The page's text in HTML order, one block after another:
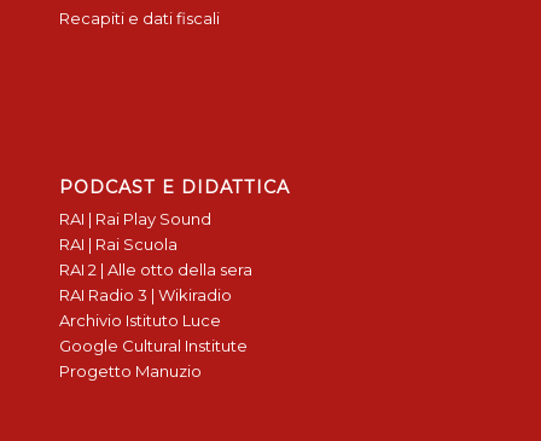
Recapiti e dati fiscali
PODCAST E DIDATTICA
RAI | Rai Play Sound
RAI | Rai Scuola
RAI 2 | Alle otto della sera
RAI Radio 3 | Wikiradio
Archivio Istituto Luce
Google Cultural Institute
Progetto Manuzio